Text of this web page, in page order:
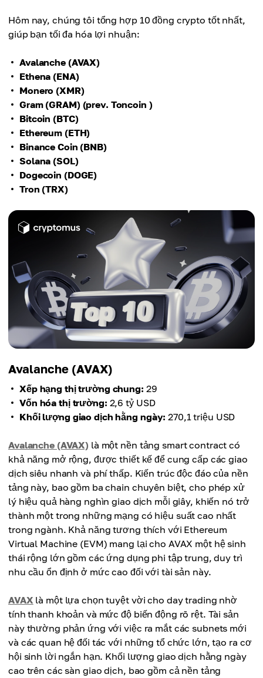
Hôm nay, chúng tôi tổng hợp 10 đồng crypto tốt nhất,
giúp bạn tối đa hóa lợi nhuận:
Avalanche (AVAX)
Ethena (ENA)
Monero (XMR)
Gram (GRAM) (prev. Toncoin )
Bitcoin (BTC)
Ethereum (ETH)
Binance Coin (BNB)
Solana (SOL)
Dogecoin (DOGE)
Tron (TRX)
Avalanche (AVAX)
Xếp hạng thị trường chung: 29
Vốn hóa thị trường: 2,6 tỷ USD
Khối lượng giao dịch hằng ngày: 270,1 triệu USD
Avalanche (AVAX) là một nền tảng smart contract có
khả năng mở rộng, được thiết kế để cung cấp các giao
dịch siêu nhanh và phí thấp. Kiến trúc độc đáo của nền
tảng này, bao gồm ba chain chuyên biệt, cho phép xử
lý hiệu quả hàng nghìn giao dịch mỗi giây, khiến nó trở
thành một trong những mạng có hiệu suất cao nhất
trong ngành. Khả năng tương thích với Ethereum
Virtual Machine (EVM) mang lại cho AVAX một hệ sinh
thái rộng lớn gồm các ứng dụng phi tập trung, duy trì
nhu cầu ổn định ở mức cao đối với tài sản này.
AVAX là một lựa chọn tuyệt vời cho day trading nhờ
tính thanh khoản và mức độ biến động rõ rệt. Tài sản
này thường phản ứng với việc ra mắt các subnets mới
và các quan hệ đối tác với những tổ chức lớn, tạo ra cơ
hội sinh lời ngắn hạn. Khối lượng giao dịch hằng ngày
cao trên các sàn giao dịch, bao gồm cả nền tảng